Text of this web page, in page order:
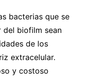
bacterias que se
del biofilm sean
de los
extracelular.
y costoso